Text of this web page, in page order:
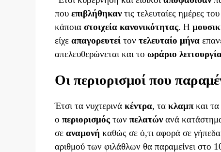
που επιβλήθηκαντις τελευταίες ημέρες
κάποια στοιχεία κανονικότητας. Η
είχε απαγορευτεί τον τελευταίο μήνα
απελευθερώνεται και το ωράριο
Οι περιορισμοί που
Έτσι τα νυχτερινά κέντρα, τα κλαμπκαι τα
ο περιορισμός των πελατώνανά
σε αναμονή καθώς σε ό,τι αφορά σε
αριθμού των φιλάθλων θα παραμείνει στο